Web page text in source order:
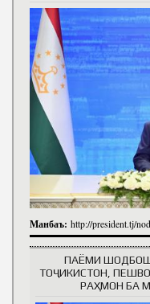
Манбаъ: http://president.tj/
ПАЁМИ
ТОҶИКИСТОН,
РАҲМОН БА